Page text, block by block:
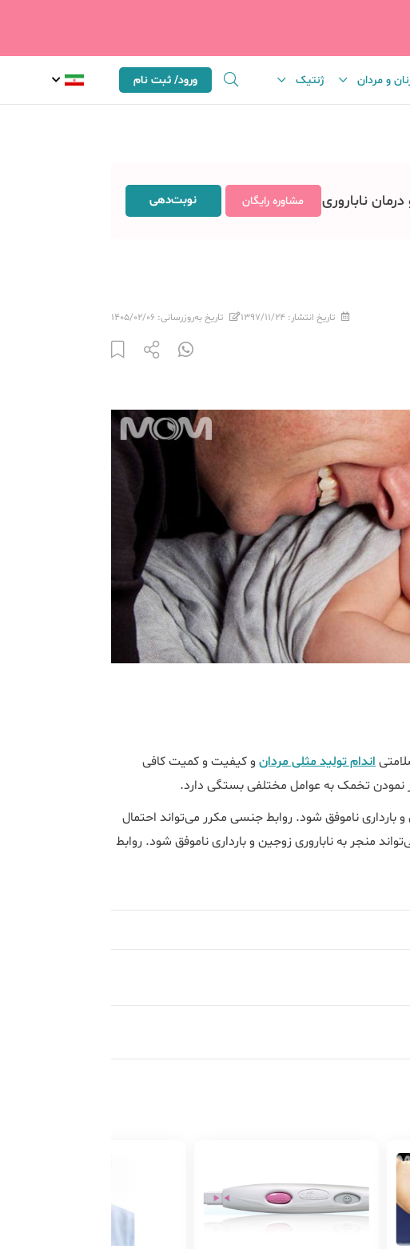
و مردان ژنتیک ورود/ ثبت نام
ناباروری مشاوره رایگان نوبت‌دهی
تاریخ انتشار:۱۳۹۷/۱۱/۲۴ تاریخ به‌روزرسانی: ۱۴۰۵/۰۲/۰۶
اندام تولید مثلی مردانو کیفیت و کمیت کافی
نمودن تخمک به عوامل مختلفی بستگی دارد.
بارداری ناموفق شود. روابط جنسی مکرر می‌تواند احتمال
منجر به ناباروری زوجین و بارداری ناموفق شود. روابط